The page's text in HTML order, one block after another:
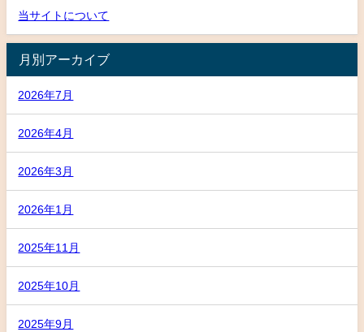
当サイトについて
月別アーカイブ
2026年7月
2026年4月
2026年3月
2026年1月
2025年11月
2025年10月
2025年9月